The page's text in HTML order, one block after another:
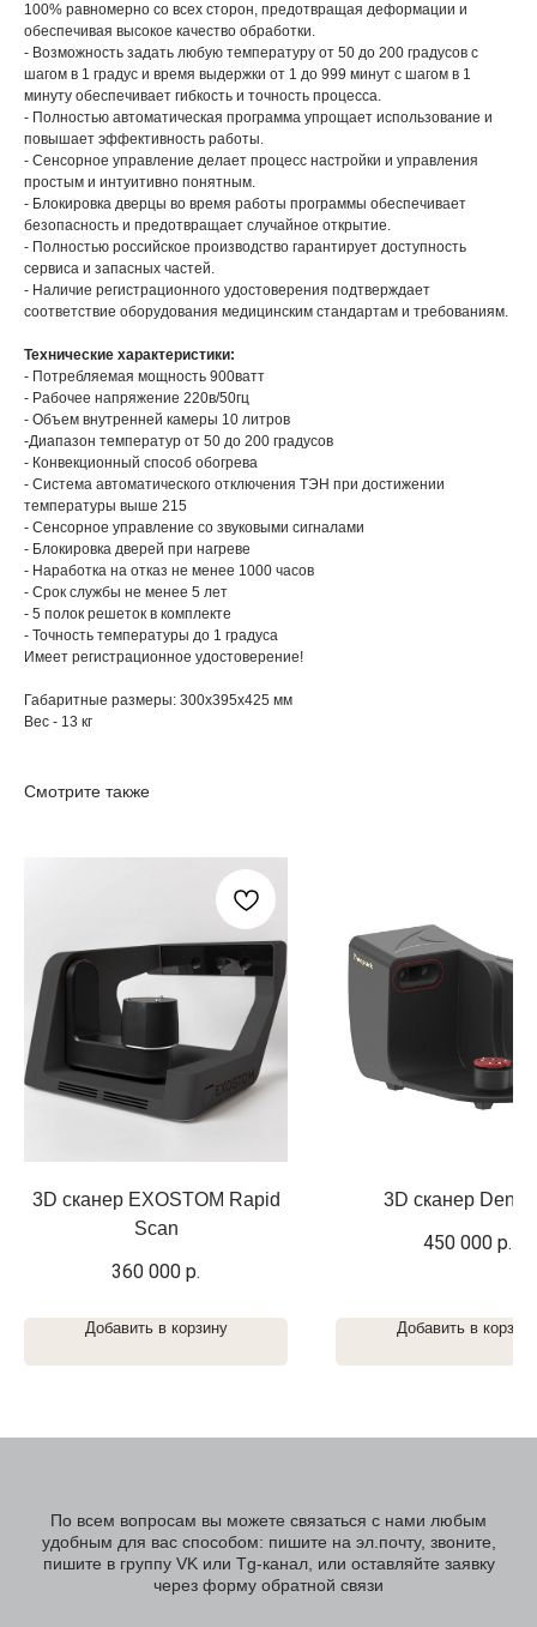
100% равномерно со всех сторон, предотвращая деформации и
обеспечивая высокое качество обработки.
- Возможность задать любую температуру от 50 до 200 градусов с
шагом в 1 градус и время выдержки от 1 до 999 минут с шагом в 1
минуту обеспечивает гибкость и точность процесса.
- Полностью автоматическая программа упрощает использование и
повышает эффективность работы.
- Сенсорное управление делает процесс настройки и управления
простым и интуитивно понятным.
- Блокировка дверцы во время работы программы обеспечивает
безопасность и предотвращает случайное открытие.
- Полностью российское производство гарантирует доступность
сервиса и запасных частей.
- Наличие регистрационного удостоверения подтверждает
соответствие оборудования медицинским стандартам и требованиям.
Технические характеристики:
- Потребляемая мощность 900ватт
- Рабочее напряжение 220в/50гц
- Объем внутренней камеры 10 литров
-Диапазон температур от 50 до 200 градусов
- Конвекционный способ обогрева
- Система автоматического отключения ТЭН при достижении
температуры выше 215
- Сенсорное управление со звуковыми сигналами
- Блокировка дверей при нагреве
- Наработка на отказ не менее 1000 часов
- Срок службы не менее 5 лет
- 5 полок решеток в комплекте
- Точность температуры до 1 градуса
Имеет регистрационное удостоверение!
Габаритные размеры: 300х395х425 мм
Вес - 13 кг
Смотрите также
3D сканер EXOSTOM Rapid
Scan
360 000 р.
Добавить в корзину
3D сканер
450 000 р.
Добавить в
По всем вопросам вы можете связаться с нами любым
удобным для вас способом: пишите на эл.почту, звоните,
пишите в группу VK или Tg-канал, или оставляйте заявку
через форму обратной связи